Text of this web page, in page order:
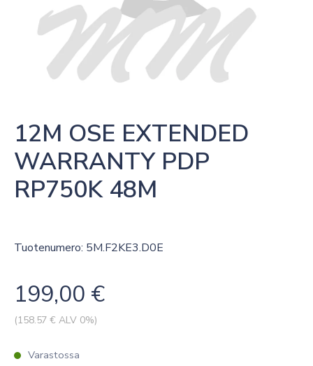
12M OSE EXTENDED
WARRANTY PDP
RP750K 48M
Tuotenumero: 5M.F2KE3.D0E
199,00 €
(158.57 € ALV 0%)
Varastossa